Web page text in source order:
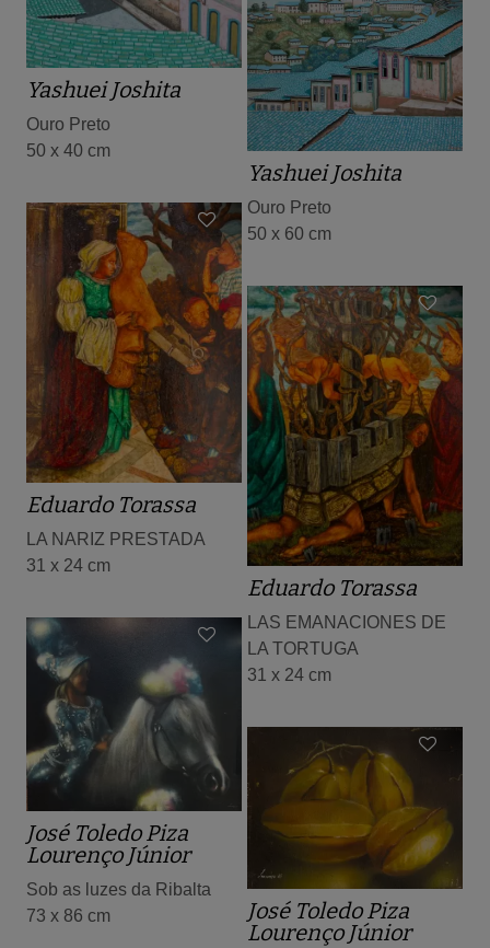
Yashuei Joshita
Ouro Preto
50 x 40 cm
Yashuei Joshita
Ouro Preto
50 x 60 cm
Eduardo Torassa
LA NARIZ PRESTADA
31 x 24 cm
Eduardo Torassa
LAS EMANACIONES DE
LA TORTUGA
31 x 24 cm
José Toledo Piza
Lourenço Júnior
Sob as luzes da Ribalta
73 x 86 cm
José Toledo Piza
Lourenço Júnior